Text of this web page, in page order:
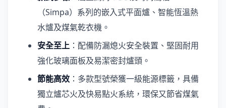
（Simpa）系列的嵌入式平面爐、智能恆溫熱
水爐及煤氣乾衣機。
安全至上 ：配備防漏熄火安全裝置、堅固耐用
強化玻璃面板及易潔密封爐頭。
節能高效 ：多款型號榮獲一級能源標籤，具備
獨立爐芯火及快易點火系統，環保又節省煤氣